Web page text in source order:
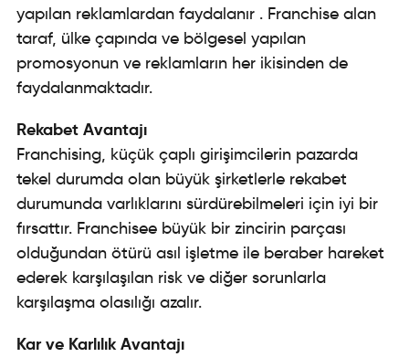
yapılan reklamlardan faydalanır . Franchise alan
taraf, ülke çapında ve bölgesel yapılan
promosyonun ve reklamların her ikisinden de
faydalanmaktadır.
Rekabet Avantajı
Franchising, küçük çaplı girişimcilerin pazarda
tekel durumda olan büyük şirketlerle rekabet
durumunda varlıklarını sürdürebilmeleri için iyi bir
fırsattır. Franchisee büyük bir zincirin parçası
olduğundan ötürü asıl işletme ile beraber hareket
ederek karşılaşılan risk ve diğer sorunlarla
karşılaşma olasılığı azalır.
Kar ve Karlılık Avantajı